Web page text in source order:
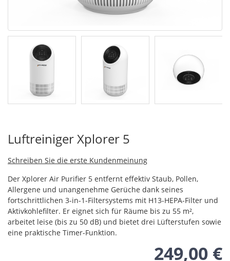
Luftreiniger Xplorer 5
Schreiben Sie die erste Kundenmeinung
Der Xplorer Air Purifier 5 entfernt effektiv Staub, Pollen,
Allergene und unangenehme Gerüche dank seines
fortschrittlichen 3-in-1-Filtersystems mit H13-HEPA-Filter und
Aktivkohlefilter. Er eignet sich für Räume bis zu 55 m²,
arbeitet leise (bis zu 50 dB) und bietet drei Lüfterstufen sowie
eine praktische Timer-Funktion.
249,00 €